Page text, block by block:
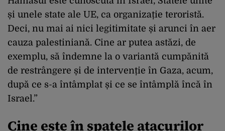
și unele state ale UE, ca organizație teroristă.
Deci, nu mai ai nici legitimitate și arunci în aer
cauza palestiniană. Cine ar putea astăzi, de
exemplu, să îndemne la o variantă cumpănită
de restrângere și de intervenție în Gaza, acum,
după ce s-a întâmplat și ce se întâmplă încă în
Israel.”
Cine este în spatele atacurilor